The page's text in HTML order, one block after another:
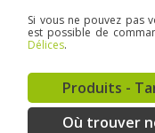
Si vous ne pouvez pas
est possible de
Délices.
Produits -
Où trouver